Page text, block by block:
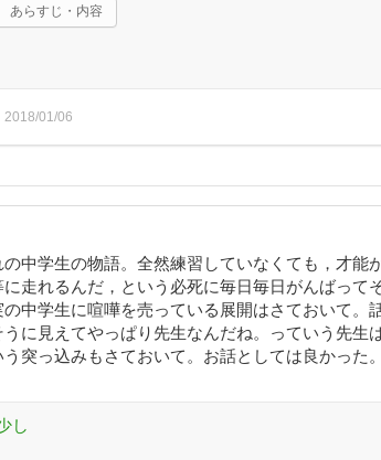
あらすじ・内容
2018/01/06
中学生の物語。全然練習していなくても，才能
走れるんだ，という必死に毎日毎日がんばって
中学生に喧嘩を売っている展開はさておいて。
に見えてやっぱり先生なんだね。っていう先生
突っ込みもさておいて。お話としては良かった
し